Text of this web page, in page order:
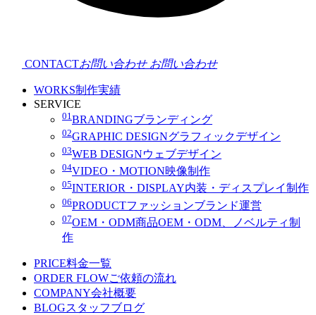
CONTACTお問い合わせ お問い合わせ
WORKS制作実績
SERVICE
01 BRANDINGブランディング
02GRAPHIC DESIGNグラフィックデザイン
03WEB DESIGNウェブデザイン
04VIDEO・MOTION映像制作
05INTERIOR・DISPLAY内装・ディスプレイ制作
06PRODUCTファッションブランド運営
07OEM・ODM商品OEM・ODM、ノベルティ制
作
PRICE料金一覧
ORDER FLOWご依頼の流れ
COMPANY会社概要
BLOGスタッフブログ